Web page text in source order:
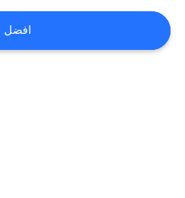
الموقع
افضل